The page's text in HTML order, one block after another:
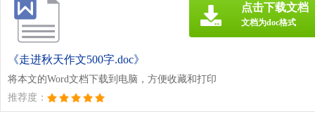
《走进秋天作文500字.doc》
将本文的Word文档下载到电脑，方便收藏和打印
推荐度：
点击下载文档
文档为doc格式